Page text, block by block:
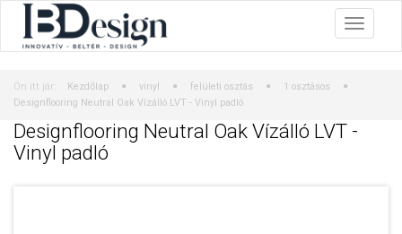
Ön itt jár: Kezdőlap vinyl felületi osztás
1 osztásos
Designflooring Neutral Oak Vízálló LVT - Vinyl padló
Designflooring Neutral Oak Vízálló LVT -
Vinyl padló